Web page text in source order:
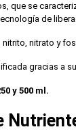
que se
de
nitrito, nitrato y
gracias a
y 500 ml.